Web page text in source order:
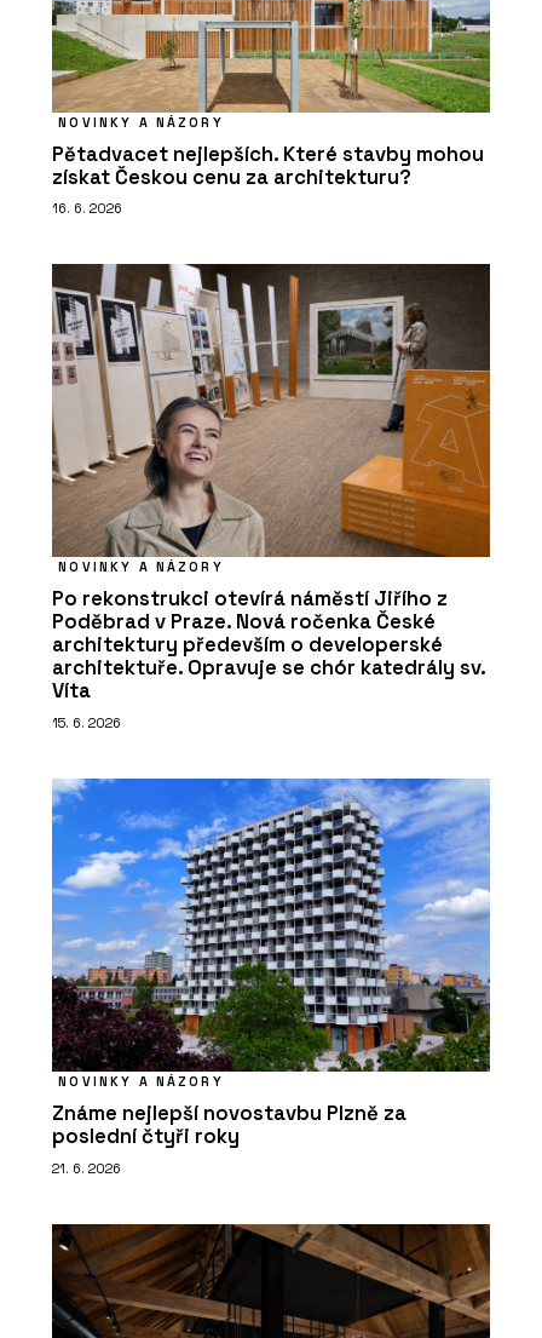
NOVINKY A NÁZORY
Pětadvacet nejlepších. Které stavby mohou
získat Českou cenu za architekturu?
16. 6. 2026
NOVINKY A NÁZORY
Po rekonstrukci otevírá náměstí Jiřího z
Poděbrad v Praze. Nová ročenka České
architektury především o developerské
architektuře. Opravuje se chór katedrály sv.
Víta
15. 6. 2026
NOVINKY A NÁZORY
Známe nejlepší novostavbu Plzně za
poslední čtyři roky
21. 6. 2026